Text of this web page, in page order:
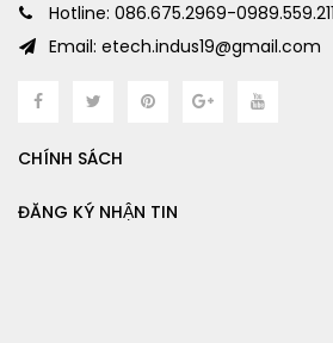
Hotline: 086.675.2969-0989.559.211
Email: etech.indus19@gmail.com
CHÍNH SÁCH
ĐĂNG KÝ NHẬN TIN